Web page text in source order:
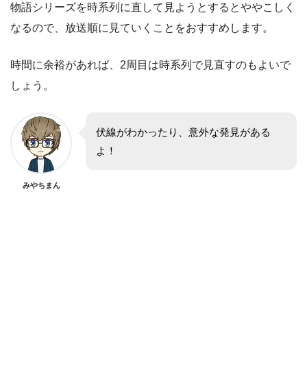
物語シリーズを時系列に直して見ようとするとややこしく
なるので、放送順に見ていくことをおすすめします。
時間に余裕があれば、2周目は時系列で見直すのもよいで
しょう。
みやちまん
伏線がわかったり、意外な発見がある
よ！